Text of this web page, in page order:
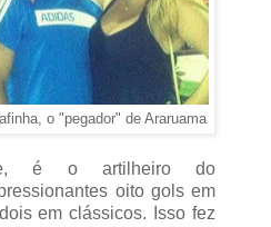
o "pegador" de Araruama
é o artilheiro do
oito gols em
em clássicos. Isso fez